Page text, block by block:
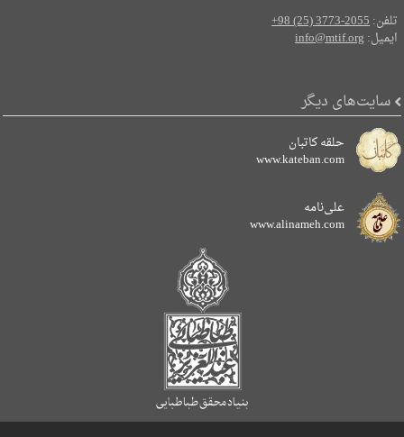
تلفن:+98 (25) 3773-2055
ایمیل:info@mtif.org
سایت‌های دیگر
حلقه کاتبان
www.kateban.com
علی‌نامه
www.alinameh.com